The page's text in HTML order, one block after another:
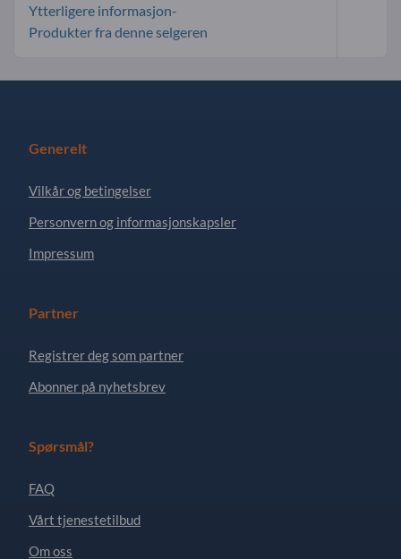
Ytterligere informasjon-
Produkter fra denne selgeren
Generelt
Vilkår og betingelser
Personvern og informasjonskapsler
Impressum
Partner
Registrer deg som partner
Abonner på nyhetsbrev
Spørsmål?
FAQ
Vårt tjenestetilbud
Om oss